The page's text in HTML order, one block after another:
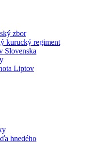
zbor
kurucký regiment
Slovenska
Liptov
hnedého